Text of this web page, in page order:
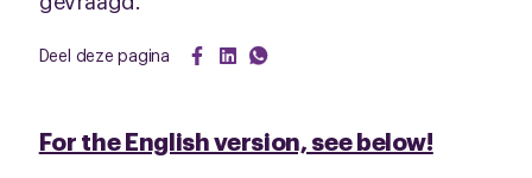
Deel deze pagina
For the English version, see below!